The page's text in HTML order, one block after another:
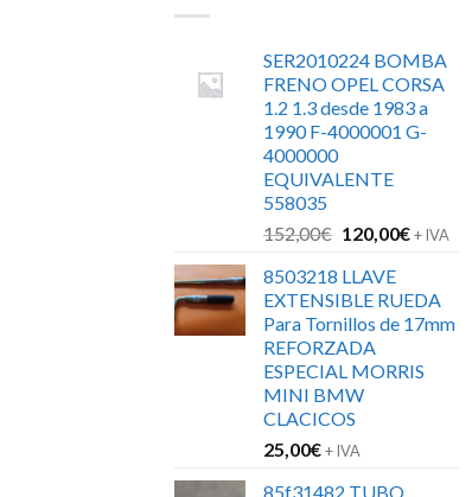
SER2010224 BOMBA
FRENO OPEL CORSA
1.2 1.3 desde 1983 a
1990 F-4000001 G-
4000000
EQUIVALENTE
558035
152,00€ El
original
era:
152,00€.
120,00€El
es:
120,00€.
+ IVA
8503218 LLAVE
EXTENSIBLE RUEDA
Para Tornillos de 17mm
REFORZADA
ESPECIAL MORRIS
MINI BMW
CLACICOS
25,00€+ IVA
85f31482 TUBO